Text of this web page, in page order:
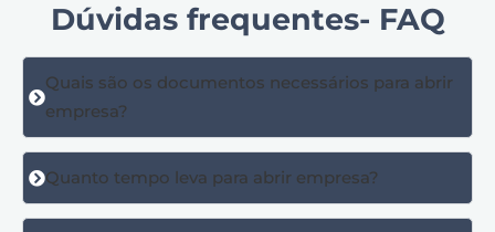
Dúvidas frequentes- FAQ
Quais são os documentos necessários para abrir
empresa?
Quanto tempo leva para abrir empresa?